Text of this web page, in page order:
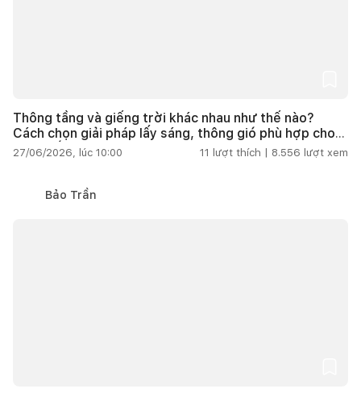
Thông tầng và giếng trời khác nhau như thế nào?
Cách chọn giải pháp lấy sáng, thông gió phù hợp cho
nhà phố
27/06/2026, lúc 10:00 11 lượt thích | 8.556 lượt xem
Bảo Trần